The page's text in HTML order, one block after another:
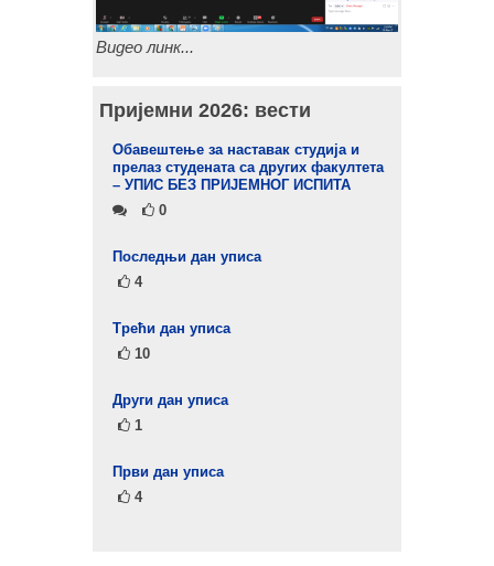
Видео линк...
Пријемни 2026: вести
Обавештење за наставак студија и
прелаз студената са других факултета
– УПИС БЕЗ ПРИЈЕМНОГ ИСПИТА
0
Последњи дан уписа
4
Tрећи дан уписа
10
Други дан уписа
1
Први дан уписа
4